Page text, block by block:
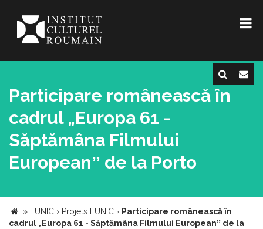
Participare românească în
cadrul „Europa 61 -
Săptămâna Filmului
Europeanˮ de la Porto
» EUNIC › Projets EUNIC › Participare românească în
cadrul „Europa 61 - Săptămâna Filmului Europeanˮ de la